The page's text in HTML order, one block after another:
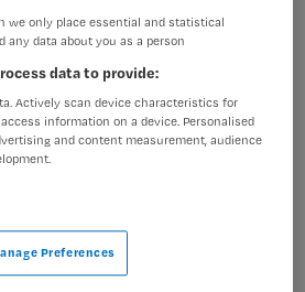
Fulltime
Cardiologie en
of fulltime bij Catharina
actueel. Hieronder staan enkele
we only place essential and statistical
any data about you as a person
data to provide:
Actively scan device characteristics for
information on a device. Personalised
and content measurement, audience
Preferences